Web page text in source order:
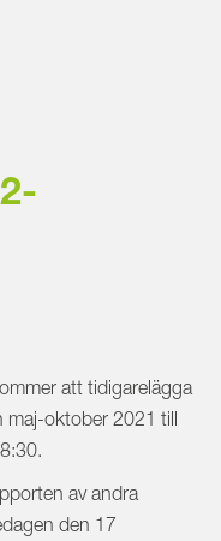
att tidigarelägga
maj-oktober 2021 till
av andra
den 17